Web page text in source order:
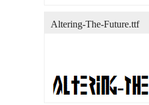
Altering-The-Future.ttf